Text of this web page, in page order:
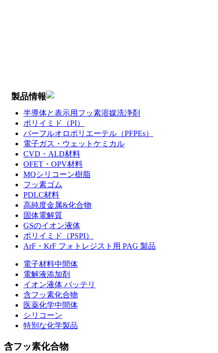
製品情報
半導体と表示用フッ素溶媒洗浄剤
ポリイミド（PI）
パーフルオロポリエーテル（PFPEs）
電子ガス・ウェットケミカル
CVD・ALD材料
OFET・OPV材料
MQシリコーン樹脂
フッ素ゴム
PDLC材料
高純度金属&化合物
固体電解質
GSのイオン液体
ポリイミド（PSPI）
ArF・KrF フォトレジスト用 PAG 製品
電子材料中間体
電解液添加剤
イオン液体 バッテリ
含フッ素化合物
医薬化学中間体
シリコーン
特別な化学製品
含フッ素化合物